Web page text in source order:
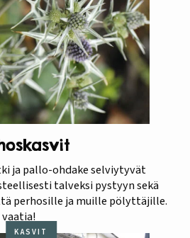
ja pallo-ohdake selviytyvät
talveksi pystyyn sekä
perhosille ja muille pölyttäjille.
KASVIT